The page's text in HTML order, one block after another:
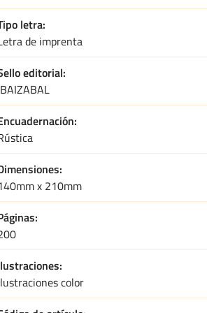
letra
de imprenta
editorial
x 210mm
color